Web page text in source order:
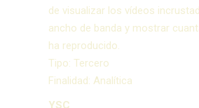
de visualizar los vídeos
ancho de banda y mostrar
ha reproducido.
Tipo: Tercero
Finalidad: Analítica
YSC